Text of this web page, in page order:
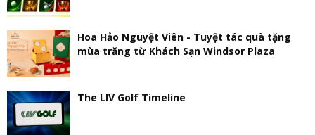
Hoa Hảo Nguyệt Viên - Tuyệt tác quà tặng
mùa trăng từ Khách Sạn Windsor Plaza
The LIV Golf Timeline